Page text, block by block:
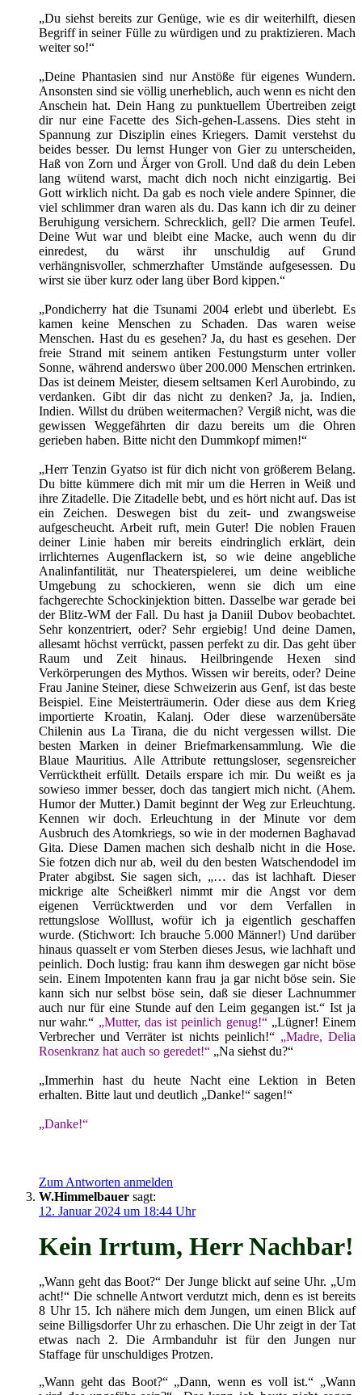
„Du siehst bereits zur Genüge, wie es dir weiterhilft, diesen
Begriff in seiner Fülle zu würdigen und zu praktizieren. Mach
weiter so!“
„Deine Phantasien sind nur Anstöße für eigenes Wundern.
Ansonsten sind sie völlig unerheblich, auch wenn es nicht den
Anschein hat. Dein Hang zu punktuellem Übertreiben zeigt
dir nur eine Facette des Sich-gehen-Lassens. Dies steht in
Spannung zur Disziplin eines Kriegers. Damit verstehst du
beides besser. Du lernst Hunger von Gier zu unterscheiden,
Haß von Zorn und Ärger von Groll. Und daß du dein Leben
lang wütend warst, macht dich noch nicht einzigartig. Bei
Gott wirklich nicht. Da gab es noch viele andere Spinner, die
viel schlimmer dran waren als du. Das kann ich dir zu deiner
Beruhigung versichern. Schrecklich, gell? Die armen Teufel.
Deine Wut war und bleibt eine Macke, auch wenn du dir
einredest, du wärst ihr unschuldig auf Grund
verhängnisvoller, schmerzhafter Umstände aufgesessen. Du
wirst sie über kurz oder lang über Bord kippen.“
„Pondicherry hat die Tsunami 2004 erlebt und überlebt. Es
kamen keine Menschen zu Schaden. Das waren weise
Menschen. Hast du es gesehen? Ja, du hast es gesehen. Der
freie Strand mit seinem antiken Festungsturm unter voller
Sonne, während anderswo über 200.000 Menschen ertrinken.
Das ist deinem Meister, diesem seltsamen Kerl Aurobindo, zu
verdanken. Gibt dir das nicht zu denken? Ja, ja. Indien,
Indien. Willst du drüben weitermachen? Vergiß nicht, was die
gewissen Weggefährten dir dazu bereits um die Ohren
gerieben haben. Bitte nicht den Dummkopf mimen!“
„Herr Tenzin Gyatso ist für dich nicht von größerem Belang.
Du bitte kümmere dich mit mir um die Herren in Weiß und
ihre Zitadelle. Die Zitadelle bebt, und es hört nicht auf. Das ist
ein Zeichen. Deswegen bist du zeit- und zwangsweise
aufgescheucht. Arbeit ruft, mein Guter! Die noblen Frauen
deiner Linie haben mir bereits eindringlich erklärt, dein
irrlichternes Augenflackern ist, so wie deine angebliche
Analinfantilität, nur Theaterspielerei, um deine weibliche
Umgebung zu schockieren, wenn sie dich um eine
fachgerechte Schockinjektion bitten. Dasselbe war gerade bei
der Blitz-WM der Fall. Du hast ja Daniil Dubov beobachtet.
Sehr konzentriert, oder? Sehr ergiebig! Und deine Damen,
allesamt höchst verrückt, passen perfekt zu dir. Das geht über
Raum und Zeit hinaus. Heilbringende Hexen sind
Verkörperungen des Mythos. Wissen wir bereits, oder? Deine
Frau Janine Steiner, diese Schweizerin aus Genf, ist das beste
Beispiel. Eine Meisterträumerin. Oder diese aus dem Krieg
importierte Kroatin, Kalanj. Oder diese warzenübersäte
Chilenin aus La Tirana, die du nicht vergessen willst. Die
besten Marken in deiner Briefmarkensammlung. Wie die
Blaue Mauritius. Alle Attribute rettungsloser, segensreicher
Verrücktheit erfüllt. Details erspare ich mir. Du weißt es ja
sowieso immer besser, doch das tangiert mich nicht. (Ahem.
Humor der Mutter.) Damit beginnt der Weg zur Erleuchtung.
Kennen wir doch. Erleuchtung in der Minute vor dem
Ausbruch des Atomkriegs, so wie in der modernen Baghavad
Gita. Diese Damen machen sich deshalb nicht in die Hose.
Sie fotzen dich nur ab, weil du den besten Watschendodel im
Prater abgibst. Sie sagen sich, „… das ist lachhaft. Dieser
mickrige alte Scheißkerl nimmt mir die Angst vor dem
eigenen Verrücktwerden und vor dem Verfallen in
rettungslose Wolllust, wofür ich ja eigentlich geschaffen
wurde. (Stichwort: Ich brauche 5.000 Männer!) Und darüber
hinaus quasselt er vom Sterben dieses Jesus, wie lachhaft und
peinlich. Doch lustig: frau kann ihm deswegen gar nicht böse
sein. Einem Impotenten kann frau ja gar nicht böse sein. Sie
kann sich nur selbst böse sein, daß sie dieser Lachnummer
auch nur für eine Stunde auf den Leim gegangen ist.“ Ist ja
nur wahr.“ „Mutter, das ist peinlich genug!“„Lügner! Einem
Verbrecher und Verräter ist nichts peinlich!“ „Madre, Delia
Rosenkranz hat auch so geredet!“ „Na siehst du?“
„Immerhin hast du heute Nacht eine Lektion in Beten
erhalten. Bitte laut und deutlich „Danke!“ sagen!“
„Danke!“
Zum Antworten anmelden
W.Himmelbauer sagt:
12. Januar 2024 um 18:44 Uhr
Kein Irrtum, Herr Nachbar!
„Wann geht das Boot?“ Der Junge blickt auf seine Uhr. „Um
acht!“ Die schnelle Antwort verdutzt mich, denn es ist bereits
8 Uhr 15. Ich nähere mich dem Jungen, um einen Blick auf
seine Billigsdorfer Uhr zu erhaschen. Die Uhr zeigt in der Tat
etwas nach 2. Die Armbanduhr ist für den Jungen nur
Staffage für unschuldiges Protzen.
„Wann geht das Boot?“ „Dann, wenn es voll ist.“ „Wann